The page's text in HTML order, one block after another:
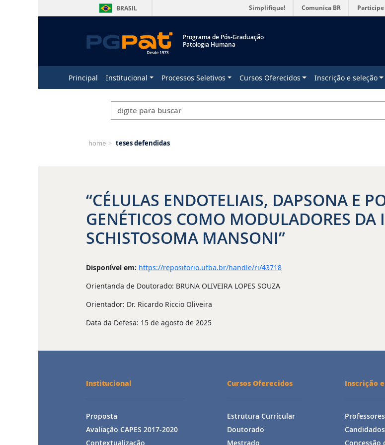
BRASIL Simplifique! Comunica BR Participe
Programa de Pós-Graduação
Patologia Humana
Principal Institucional Processos Seletivos Cursos Oferecidos Inscrição e seleção
home > teses defendidas
“CÉLULAS ENDOTELIAIS, DAPSONA E
GENÉTICOS COMO MODULADORES DA
SCHISTOSOMA MANSONI”
Disponível em: https://repositorio.ufba.br/handle/ri/43718
Orientanda de Doutorado: BRUNA OLIVEIRA LOPES SOUZA
Orientador: Dr. Ricardo Riccio Oliveira
Data da Defesa: 15 de agosto de 2025
Institucional
Proposta
Avaliação CAPES 2017-2020
Contextualização
Cursos Oferecidos
Estrutura Curricular
Doutorado
Mestrado
Inscrição
Concessão